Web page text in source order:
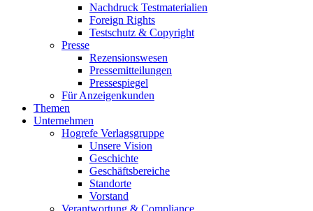
Nachdruck Testmaterialien
Foreign Rights
Testschutz & Copyright
Presse
Rezensionswesen
Pressemitteilungen
Pressespiegel
Für Anzeigenkunden
Themen
Unternehmen
Hogrefe Verlagsgruppe
Unsere Vision
Geschichte
Geschäftsbereiche
Standorte
Vorstand
Verantwortung & Compliance